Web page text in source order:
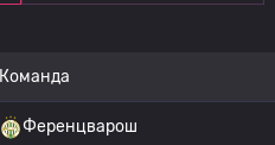
Команда
Ференцварош